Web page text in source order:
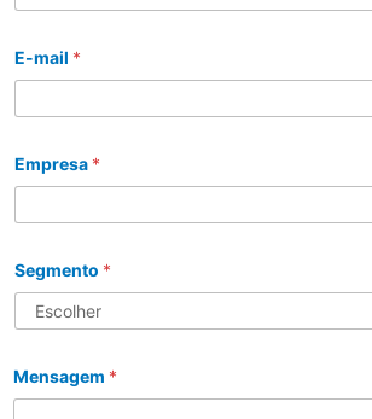
E-mail *
Empresa *
Segmento *
Mensagem *